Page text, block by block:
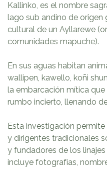
Kallinko, es el nombre
lago sub andino de origen
cultural de un Ayllarewe
comunidades mapuche).
En sus aguas habitan
wallipen, kawello, koñi
la embarcación mítica
rumbo incierto, llenando
Esta investigación
y dirigentes tradicionales
y fundadores de los
incluye fotografías,